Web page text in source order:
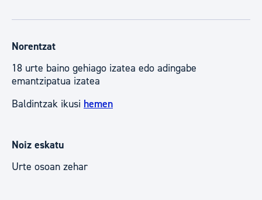
Norentzat
18 urte baino gehiago izatea edo adingabe
emantzipatua izatea
Baldintzak ikusi hemen
Noiz eskatu
Urte osoan zehar